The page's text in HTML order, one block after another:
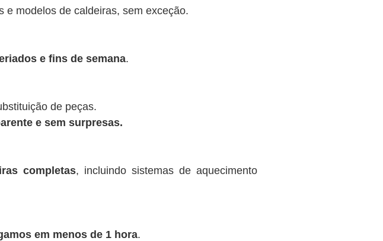
e modelos de caldeiras, sem exceção.
e fins de semana.
de peças.
e sem surpresas.
completas, incluindo sistemas de aquecimento
em menos de 1 hora.